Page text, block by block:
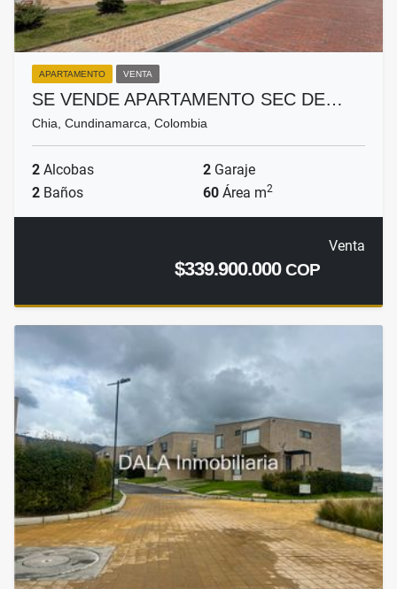
APARTAMENTO VENTA
SE VENDE APARTAMENTO SEC DE…
Chia, Cundinamarca, Colombia
2 Alcobas 2 Garaje
2 Baños 60 Área m2
Venta
$339.900.000COP